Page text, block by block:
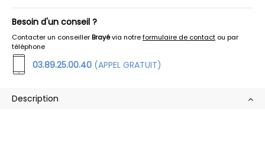
Besoin d'un conseil ?
Contacter un conseillerBrayévia notreformulaire de contact ou par
téléphone
03.89.25.00.40 (APPEL GRATUIT)
Description